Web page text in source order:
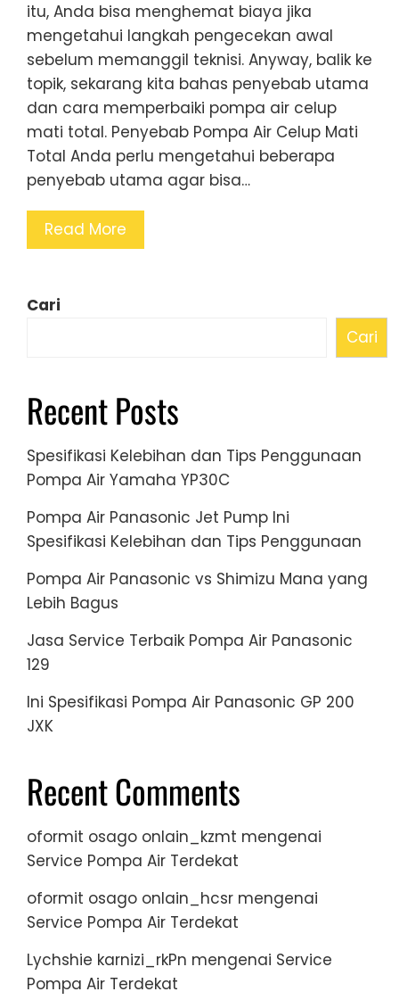
itu, Anda bisa menghemat biaya jika
mengetahui langkah pengecekan awal
sebelum memanggil teknisi. Anyway, balik ke
topik, sekarang kita bahas penyebab utama
dan cara memperbaiki pompa air celup
mati total. Penyebab Pompa Air Celup Mati
Total Anda perlu mengetahui beberapa
penyebab utama agar bisa…
Read More
Cari
Cari
Recent Posts
Spesifikasi Kelebihan dan Tips Penggunaan
Pompa Air Yamaha YP30C
Pompa Air Panasonic Jet Pump Ini
Spesifikasi Kelebihan dan Tips Penggunaan
Pompa Air Panasonic vs Shimizu Mana yang
Lebih Bagus
Jasa Service Terbaik Pompa Air Panasonic
129
Ini Spesifikasi Pompa Air Panasonic GP 200
JXK
Recent Comments
oformit osago onlain_kzmt mengenai
Service Pompa Air Terdekat
oformit osago onlain_hcsr mengenai
Service Pompa Air Terdekat
Lychshie karnizi_rkPn mengenai Service
Pompa Air Terdekat